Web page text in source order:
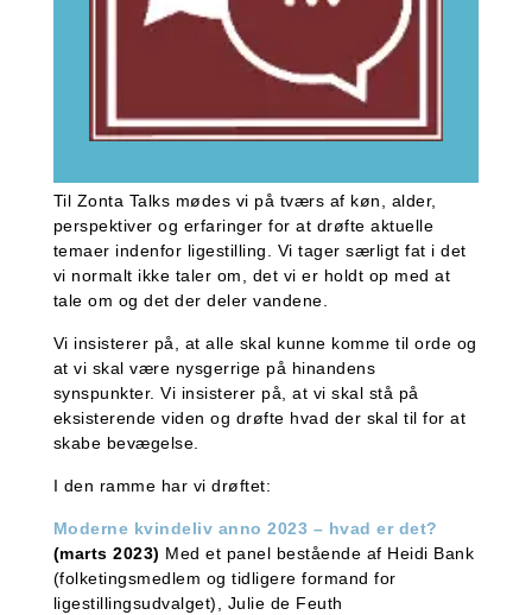
Til Zonta Talks mødes vi på tværs af køn, alder,
perspektiver og erfaringer for at drøfte aktuelle
temaer indenfor ligestilling. Vi tager særligt fat i det
vi normalt ikke taler om, det vi er holdt op med at
tale om og det der deler vandene.
Vi insisterer på, at alle skal kunne komme til orde og
at vi skal være nysgerrige på hinandens
synspunkter. Vi insisterer på, at vi skal stå på
eksisterende viden og drøfte hvad der skal til for at
skabe bevægelse.
I den ramme har vi drøftet:
Moderne kvindeliv anno 2023 – hvad er det?
(marts 2023) Med et panel bestående af Heidi Bank
(folketingsmedlem og tidligere formand for
ligestillingsudvalget), Julie de Feuth